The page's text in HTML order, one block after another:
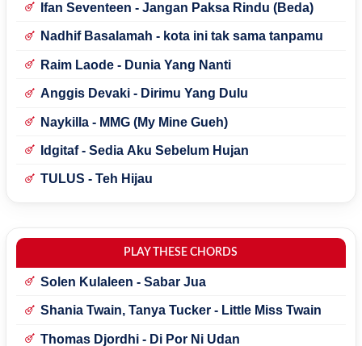
Ifan Seventeen - Jangan Paksa Rindu (Beda)
Nadhif Basalamah - kota ini tak sama tanpamu
Raim Laode - Dunia Yang Nanti
Anggis Devaki - Dirimu Yang Dulu
Naykilla - MMG (My Mine Gueh)
Idgitaf - Sedia Aku Sebelum Hujan
TULUS - Teh Hijau
PLAY THESE CHORDS
Solen Kulaleen - Sabar Jua
Shania Twain, Tanya Tucker - Little Miss Twain
Thomas Djordhi - Di Por Ni Udan